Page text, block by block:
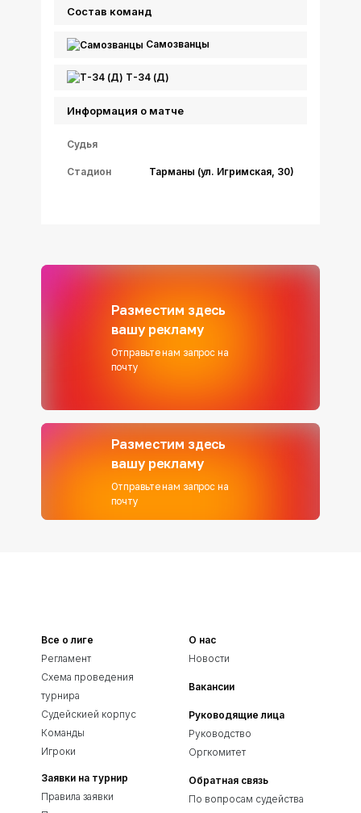
Состав команд
Самозванцы
Т-34 (Д)
Информация о матче
Судья
Стадион Тарманы (ул. Игримская, 30)
Разместим здесь
вашу рекламу
Отправьте нам запрос на
почту
Разместим здесь
вашу рекламу
Отправьте нам запрос на
почту
Все о лиге
Регламент
Схема проведения
турнира
Судейскией корпус
Команды
Игроки
Заявки на турнир
Правила заявки
О нас
Новости
Вакансии
Руководящие лица
Руководство
Оргкомитет
Обратная связь
По вопросам судейства